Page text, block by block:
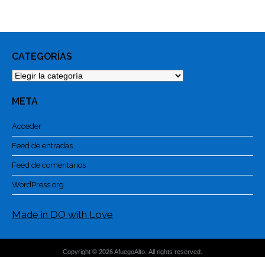
CATEGORÍAS
Categorías
META
Acceder
Feed de entradas
Feed de comentarios
WordPress.org
Made in DO with Love
Copyright © 2026 AfuegoAlto. All rights reserved.